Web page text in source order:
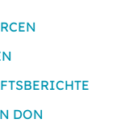
DON